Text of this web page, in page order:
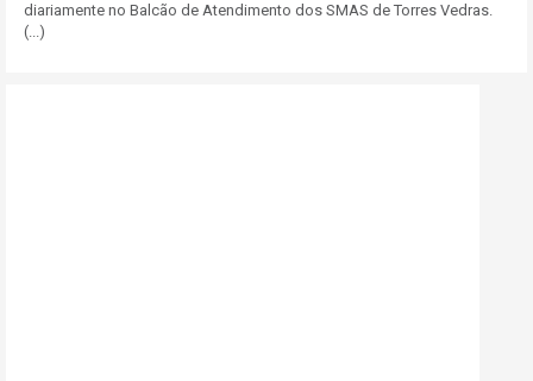
diariamente no Balcão de Atendimento dos SMAS de Torres Vedras.
(...)